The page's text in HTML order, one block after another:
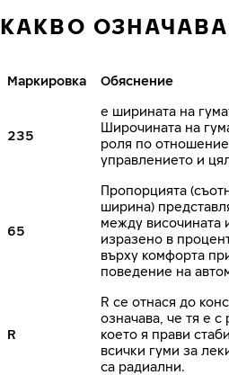
КАКВО ОЗНАЧАВА
Маркировка Обяснение
235
е ширината на
Широчината на
роля по отношение
управлението и
65
Пропорцията
ширина)
между височината
изразено в
върху комфорта
поведение на
R
R се отнася до
означава, че тя е с
което я прави
всички гуми за
са радиални.